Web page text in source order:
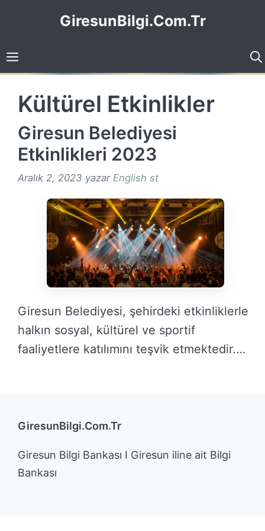
GiresunBilgi.Com.Tr
Kültürel Etkinlikler
Giresun Belediyesi
Etkinlikleri 2023
Aralık 2, 2023 yazar English st
Giresun Belediyesi, şehirdeki etkinliklerle
halkın sosyal, kültürel ve sportif
faaliyetlere katılımını teşvik etmektedir.
GiresunBilgi.Com.Tr
Giresun Bilgi Bankası I Giresun iline ait Bilgi
Bankası